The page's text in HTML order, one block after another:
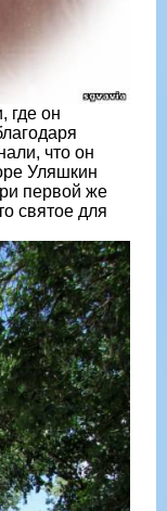
где он
что он
Уляшкин
первой же
святое для